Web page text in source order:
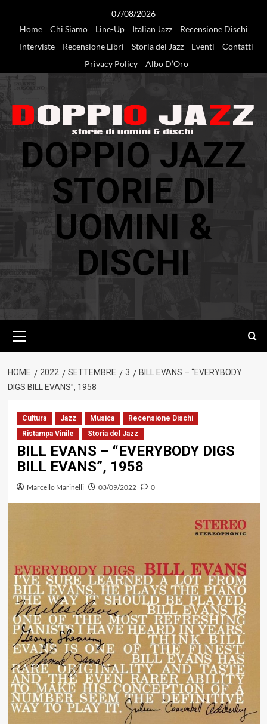
07/08/2026
Home
Chi Siamo Line-Up Italian Jazz
Recensione Dischi
Interviste
Recensione Libri Storia del Jazz Eventi
Contatti
Privacy Policy
Albo D’Oro
DOPPIO JAZZ
STORIE DI
UOMINI &
DISCHI
principale
HOME 2022 SETTEMBRE 3
BILL EVANS – “EVERYBODY
DIGS BILL EVANS”, 1958
Cultura Jazz Musica
Recensione Dischi
Ristampa Vinile
Storia del Jazz
BILL EVANS – “EVERYBODY DIGS
BILL EVANS”, 1958
Marcello Marinelli 03/09/2022 0